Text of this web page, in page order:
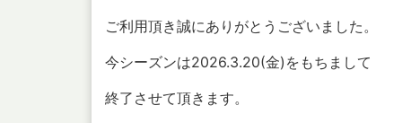
ご利用頂き誠にありがとうございました。
今シーズンは2026.3.20(金)をもちまして
終了させて頂きます。